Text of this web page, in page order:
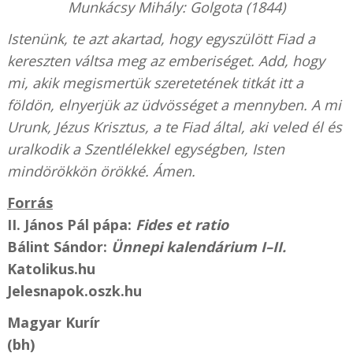
Munkácsy Mihály: Golgota (1844)
Istenünk, te azt akartad, hogy egyszülött Fiad a
kereszten váltsa meg az emberiséget. Add, hogy
mi, akik megismertük szeretetének titkát itt a
földön, elnyerjük az üdvösséget a mennyben. A mi
Urunk, Jézus Krisztus, a te Fiad által, aki veled él és
uralkodik a Szentlélekkel egységben, Isten
mindörökkön örökké. Ámen.
Forrás
II. János Pál pápa: Fides et ratio
Bálint Sándor: Ünnepi kalendárium I–II.
Katolikus.hu
Jelesnapok.oszk.hu
Magyar Kurír
(bh)